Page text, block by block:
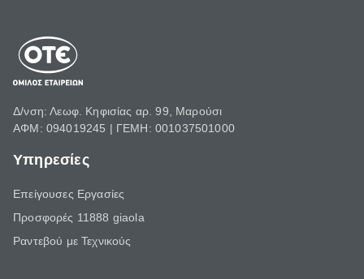
Δ/νση: Λεωφ. Κηφισίας αρ. 99, Μαρούσι
ΑΦΜ: 094019245 | ΓΕΜΗ: 001037501000
Υπηρεσίες
Επείγουσες Εργασίες
Προσφορές 11888 giaola
Ραντεβού με Τεχνικούς